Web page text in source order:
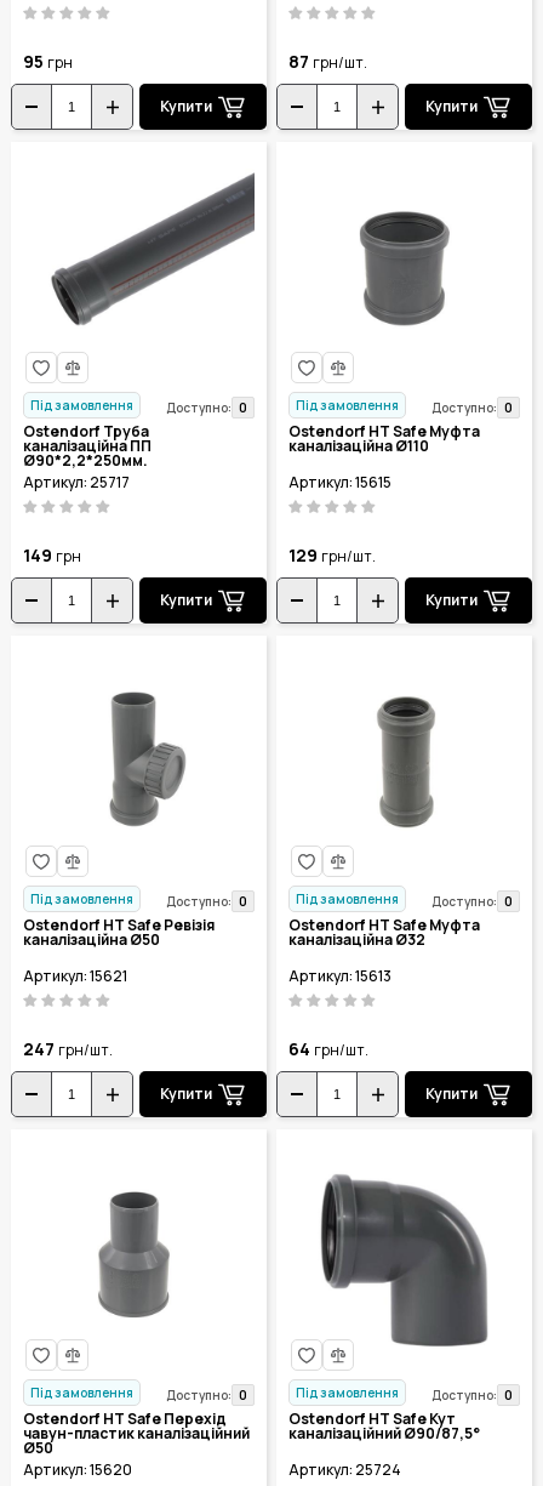
95 грн
Купити
87 грн/шт.
Купити
Під замовлення Доступно: 0
Ostendorf Труба
каналізаційна ПП
Ø90*2,2*250мм.
Артикул: 25717
149 грн
Купити
Під замовлення Доступно: 0
Ostendorf HT Safe Муфта
каналізаційна Ø110
Артикул: 15615
129 грн/шт.
Купити
Під замовлення Доступно: 0
Ostendorf HT Safe Ревізія
каналізаційна Ø50
Артикул: 15621
247 грн/шт.
Купити
Під замовлення Доступно: 0
Ostendorf HT Safe Муфта
каналізаційна Ø32
Артикул: 15613
64 грн/шт.
Купити
Під замовлення Доступно: 0
Ostendorf HT Safe Перехід
чавун-пластик каналізаційний
Ø50
Артикул: 15620
Під замовлення Доступно: 0
Ostendorf HT Safe Кут
каналізаційний Ø90/87,5°
Артикул: 25724